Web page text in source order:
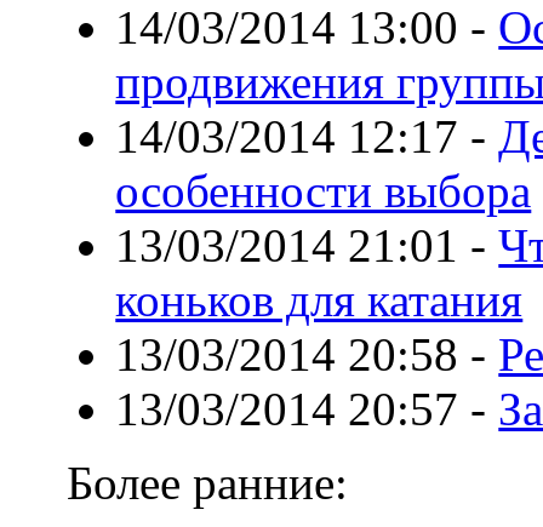
14/03/2014 13:00 -
продвижения
14/03/2014 12:17 -
особенности выбора
13/03/2014 21:01 -
коньков для катания
13/03/2014 20:58 -
13/03/2014 20:57 -
Более ранние: